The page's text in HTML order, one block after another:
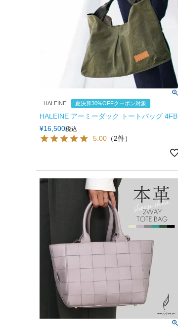
HALEINE 夏決算30%OFFクーポン対象
HALEINE アーミーダック トートバッグ 4FB
¥16,500税込
5.00 （2件）